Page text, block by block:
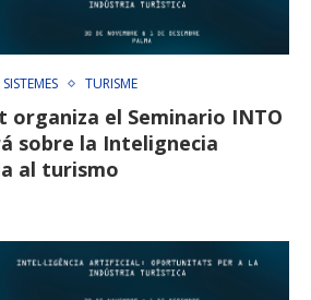
SISTEMES TURISME
organiza el Seminario INTO
sobre la Intelignecia
al turismo